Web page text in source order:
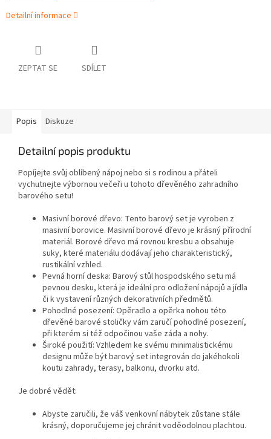
Detailní informace
ZEPTAT SE SDÍLET
Popis Diskuze
Detailní popis produktu
Popíjejte svůj oblíbený nápoj nebo si s rodinou a přáteli
vychutnejte výbornou večeři u tohoto dřevěného zahradního
barového setu!
Masivní borové dřevo: Tento barový set je vyroben z
masivní borovice. Masivní borové dřevo je krásný přírodní
materiál. Borové dřevo má rovnou kresbu a obsahuje
suky, které materiálu dodávají jeho charakteristický,
rustikální vzhled.
Pevná horní deska: Barový stůl hospodského setu má
pevnou desku, která je ideální pro odložení nápojů a jídla
či k vystavení různých dekorativních předmětů.
Pohodlné posezení: Opěradlo a opěrka nohou této
dřevěné barové stoličky vám zaručí pohodlné posezení,
při kterém si též odpočinou vaše záda a nohy.
Široké použití: Vzhledem ke svému minimalistickému
designu může být barový set integrován do jakéhokoli
koutu zahrady, terasy, balkonu, dvorku atd.
Je dobré vědět:
Abyste zaručili, že váš venkovní nábytek zůstane stále
krásný, doporučujeme jej chránit voděodolnou plachtou.